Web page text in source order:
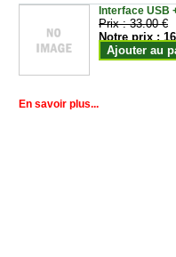
Interface USB
Prix :33.00 €
Notre prix :
Ajouter au
En savoir plus...